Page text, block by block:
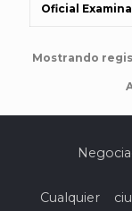
Oficial
Mostrando
Cualquier